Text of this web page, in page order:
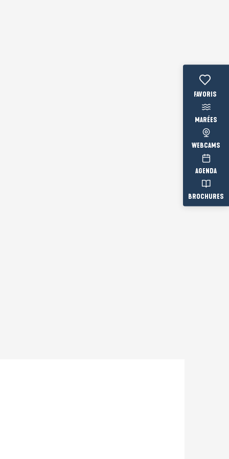
Voir les
MARÉES
WEBCAMS
AGENDA
BROCHURES